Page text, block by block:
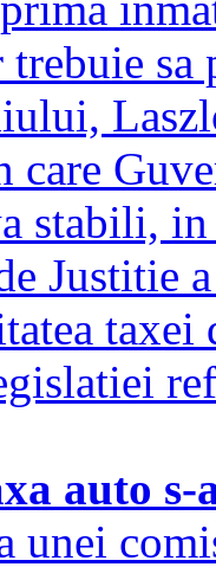
sa
stabili,
Justitie
taxei
auto
unei